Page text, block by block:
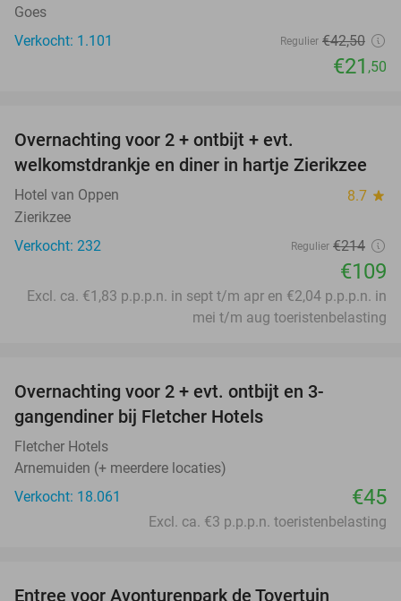
Goes
Verkocht: 1.101
Regulier €42,50
€21 ,50
Overnachting voor 2 + ontbijt + evt.
welkomstdrankje en diner in hartje Zierikzee
Hotel van Oppen 8.7 star
Zierikzee
Verkocht: 232
Regulier €214
€109
Excl. ca. €1,83 p.p.p.n. in sept t/m apr en €2,04 p.p.p.n. in
mei t/m aug toeristenbelasting
Overnachting voor 2 + evt. ontbijt en 3-
gangendiner bij Fletcher Hotels
Fletcher Hotels
Arnemuiden (+ meerdere locaties)
Verkocht: 18.061
€45
Excl. ca. €3 p.p.p.n. toeristenbelasting
Entree voor Avonturenpark de Tovertuin